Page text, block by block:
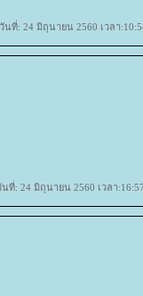
วันที่: 24 มิถุนายน 2560 เวลา
นที่: 24 มิถุนายน 2560 เวลา